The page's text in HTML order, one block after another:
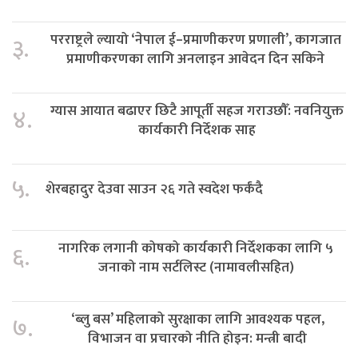
३.
परराष्ट्रले ल्यायो ‘नेपाल ई–प्रमाणीकरण प्रणाली’, कागजात
प्रमाणीकरणका लागि अनलाइन आवेदन दिन सकिने
४.
ग्यास आयात बढाएर छिटै आपूर्ती सहज गराउछौँ: नवनियुक्त
कार्यकारी निर्देशक साह
५. शेरबहादुर देउवा साउन २६ गते स्वदेश फर्कंदै
६.
नागरिक लगानी कोषको कार्यकारी निर्देशकका लागि ५
जनाको नाम सर्टलिस्ट (नामावलीसहित)
७.
‘ब्लु बस’ महिलाको सुरक्षाका लागि आवश्यक पहल,
विभाजन वा प्रचारको नीति होइन: मन्त्री बादी